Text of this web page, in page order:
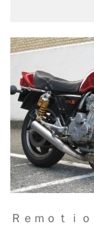
Ｒｅｍｏｔｉ